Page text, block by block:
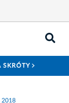
SKRÓTY
2018